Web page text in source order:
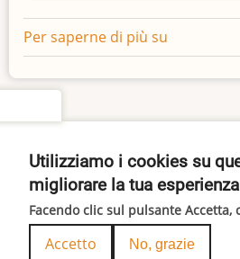
Per saperne di più su
la
scuola
precedente
Iscriviti a aprile-maggio-giugno
© 2026 ITALIA REALE, All
Utilizziamo i cookies su
migliorare la tua
Facendo clic sul pulsante
Accetto No, grazie